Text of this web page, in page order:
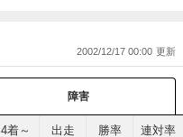
2002/12/17 00:00
障害
4着～ 出走 勝率 連対率